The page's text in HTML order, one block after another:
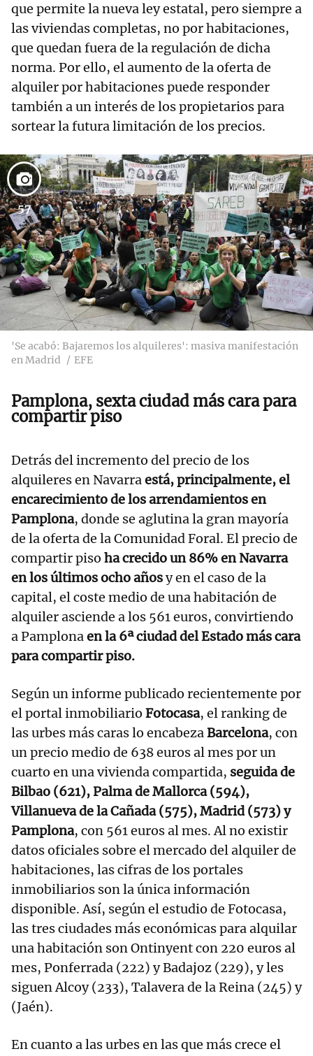
que permite la nueva ley estatal, pero siempre a
las viviendas completas, no por habitaciones,
que quedan fuera de la regulación de dicha
norma. Por ello, el aumento de la oferta de
alquiler por habitaciones puede responder
también a un interés de los propietarios para
sortear la futura limitación de los precios.
57
'Se acabó: Bajaremos los alquileres': masiva manifestación
en Madrid
EFE
Pamplona, sexta ciudad más cara para
compartir piso
Detrás del incremento del precio de los
alquileres en Navarraestá, principalmente, el
encarecimiento de los arrendamientos en
Pamplona, donde se aglutina la gran mayoría
de la oferta de la Comunidad Foral. El precio de
compartir piso ha crecido un 86% en Navarra
en los últimos ocho añosy en el caso de la
capital, el coste medio de una habitación de
alquiler asciende a los 561 euros, convirtiendo
a Pamplonaen la 6ª ciudad del Estado más cara
para compartir piso.
Según un informe publicado recientemente por
el portal inmobiliario Fotocasa, el ranking de
las urbes más caras lo encabezaBarcelona, con
un precio medio de 638 euros al mes por un
cuarto en una vivienda compartida, seguida de
Bilbao (621), Palma de Mallorca (594),
Villanueva de la Cañada (575), Madrid (573) y
Pamplona, con 561 euros al mes. Al no existir
datos oficiales sobre el mercado del alquiler de
habitaciones, las cifras de los portales
inmobiliarios son la única información
disponible. Así, según el estudio de Fotocasa,
las tres ciudades más económicas para alquilar
una habitación son Ontinyent con 220 euros al
mes, Ponferrada (222) y Badajoz (229), y les
siguen Alcoy (233), Talavera de la Reina (245) y
(Jaén).
En cuanto a las urbes en las que más crece el